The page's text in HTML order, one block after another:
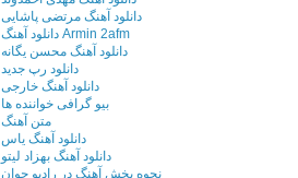
دانلود آهنگ مرتضی پاشایی
دانلود آهنگ Armin 2afm
دانلود آهنگ محسن یگانه
دانلود رپ جدید
دانلود آهنگ خارجی
بیو گرافی خواننده ها
متن آهنگ
دانلود آهنگ یاس
دانلود آهنگ بهزاد لیتو
نحوه پخش آهنگ در رادیو جوان